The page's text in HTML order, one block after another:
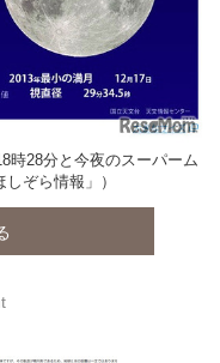
時28分と今夜のスーパーム
ぞら情報」）